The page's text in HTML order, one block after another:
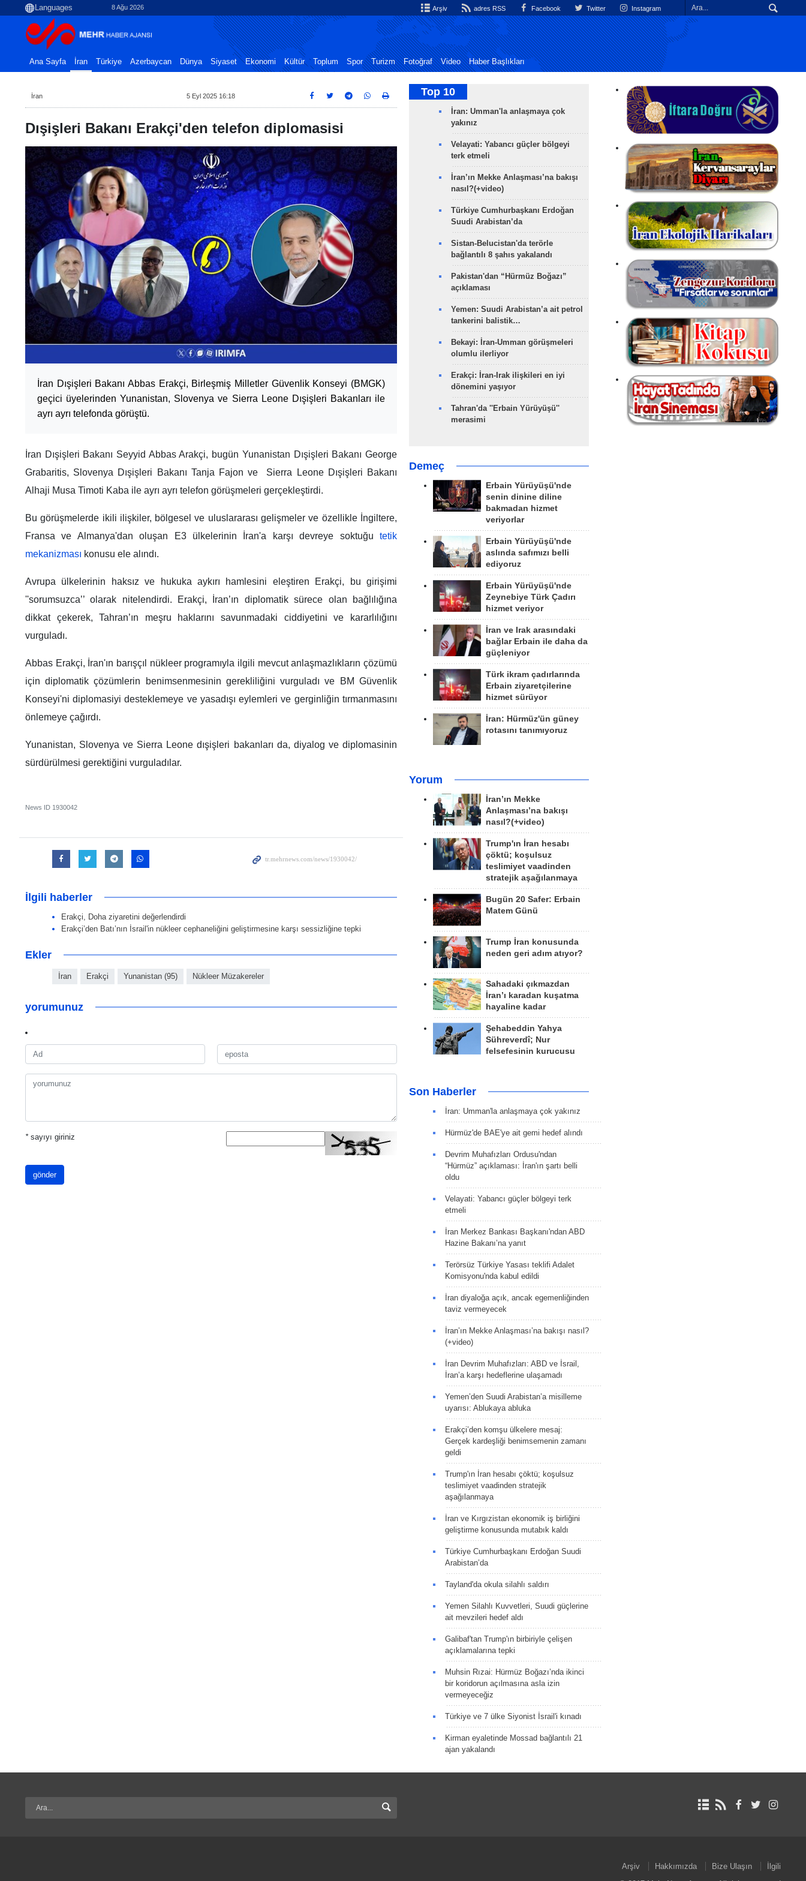
8 Ağu 2026 Arşiv adres RSS Facebook Twitter Instagram
Ana Sayfa İran Türkiye Azerbaycan Dünya Siyaset Ekonomi Kültür Toplum Spor Turizm Fotoğraf Video Haber Başlıkları
İran 5 Eyl 2025 16:18
Dışişleri Bakanı Erakçi'den telefon diplomasisi
İran Dışişleri Bakanı Abbas Erakçi, Birleşmiş Milletler Güvenlik Konseyi (BMGK)
geçici üyelerinden Yunanistan, Slovenya ve Sierra Leone Dışişleri Bakanları ile
ayrı ayrı telefonda görüştü.
İran Dışişleri Bakanı Seyyid Abbas Arakçi, bugün Yunanistan Dışişleri Bakanı George
Grabaritis, Slovenya Dışişleri Bakanı Tanja Fajon ve Sierra Leone Dışişleri Bakanı
Alhaji Musa Timoti Kaba ile ayrı ayrı telefon görüşmeleri gerçekleştirdi.
Bu görüşmelerde ikili ilişkiler, bölgesel ve uluslararası gelişmeler ve özellikle İngiltere,
Fransa ve Almanya'dan oluşan E3 ülkelerinin İran'a karşı devreye soktuğu tetik
mekanizması konusu ele alındı.
Avrupa ülkelerinin haksız ve hukuka aykırı hamlesini eleştiren Erakçi, bu girişimi
''sorumsuzca’’ olarak nitelendirdi. Erakçi, İran’ın diplomatik sürece olan bağlılığına
dikkat çekerek, Tahran’ın meşru haklarını savunmadaki ciddiyetini ve kararlılığını
vurguladı.
Abbas Erakçi, İran'ın barışçıl nükleer programıyla ilgili mevcut anlaşmazlıkların çözümü
için diplomatik çözümlerin benimsenmesinin gerekliliğini vurguladı ve BM Güvenlik
Konseyi'ni diplomasiyi desteklemeye ve yasadışı eylemleri ve gerginliğin tırmanmasını
önlemeye çağırdı.
Yunanistan, Slovenya ve Sierra Leone dışişleri bakanları da, diyalog ve diplomasinin
sürdürülmesi gerektiğini vurguladılar.
News ID 1930042
İlgili haberler
Erakçi, Doha ziyaretini değerlendirdi
Erakçi’den Batı’nın İsrail'in nükleer cephaneliğini geliştirmesine karşı sessizliğine tepki
Ekler
İran Erakçi Yunanistan (95) Nükleer Müzakereler
yorumunuz
*sayıyı giriniz
gönder
Top 10
İran: Umman'la anlaşmaya çok
yakınız
Velayati: Yabancı güçler bölgeyi
terk etmeli
İran’ın Mekke Anlaşması’na bakışı
nasıl?(+video)
Türkiye Cumhurbaşkanı Erdoğan
Suudi Arabistan’da
Sistan-Belucistan'da terörle
bağlantılı 8 şahıs yakalandı
Pakistan'dan “Hürmüz Boğazı”
açıklaması
Yemen: Suudi Arabistan’a ait petrol
tankerini balistik…
Bekayi: İran-Umman görüşmeleri
olumlu ilerliyor
Erakçi: İran-Irak ilişkileri en iyi
dönemini yaşıyor
Tahran'da ''Erbain Yürüyüşü''
merasimi
Demeç
Erbain Yürüyüşü'nde
senin dinine diline
bakmadan hizmet
veriyorlar
Erbain Yürüyüşü'nde
aslında safımızı belli
ediyoruz
Erbain Yürüyüşü'nde
Zeynebiye Türk Çadırı
hizmet veriyor
İran ve Irak arasındaki
bağlar Erbain ile daha da
güçleniyor
Türk ikram çadırlarında
Erbain ziyaretçilerine
hizmet sürüyor
İran: Hürmüz'ün güney
rotasını tanımıyoruz
Yorum
İran’ın Mekke
Anlaşması’na bakışı
nasıl?(+video)
Trump'ın İran hesabı
çöktü; koşulsuz
teslimiyet vaadinden
stratejik aşağılanmaya
Bugün 20 Safer: Erbain
Matem Günü
Trump İran konusunda
neden geri adım atıyor?
Sahadaki çıkmazdan
İran’ı karadan kuşatma
hayaline kadar
Şehabeddin Yahya
Sühreverdî; Nur
felsefesinin kurucusu
Son Haberler
İran: Umman'la anlaşmaya çok yakınız
Hürmüz'de BAE'ye ait gemi hedef alındı
Devrim Muhafızları Ordusu'ndan
“Hürmüz” açıklaması: İran'ın şartı belli
oldu
Velayati: Yabancı güçler bölgeyi terk
etmeli
İran Merkez Bankası Başkanı'ndan ABD
Hazine Bakanı’na yanıt
Terörsüz Türkiye Yasası teklifi Adalet
Komisyonu'nda kabul edildi
İran diyaloğa açık, ancak egemenliğinden
taviz vermeyecek
İran’ın Mekke Anlaşması’na bakışı nasıl?
(+video)
İran Devrim Muhafızları: ABD ve İsrail,
İran’a karşı hedeflerine ulaşamadı
Yemen’den Suudi Arabistan’a misilleme
uyarısı: Ablukaya abluka
Erakçi’den komşu ülkelere mesaj:
Gerçek kardeşliği benimsemenin zamanı
geldi
Trump'ın İran hesabı çöktü; koşulsuz
teslimiyet vaadinden stratejik
aşağılanmaya
İran ve Kırgızistan ekonomik iş birliğini
geliştirme konusunda mutabık kaldı
Türkiye Cumhurbaşkanı Erdoğan Suudi
Arabistan’da
Tayland'da okula silahlı saldırı
Yemen Silahlı Kuvvetleri, Suudi güçlerine
ait mevzileri hedef aldı
Galibaf'tan Trump'ın birbiriyle çelişen
açıklamalarına tepki
Muhsin Rızai: Hürmüz Boğazı’nda ikinci
bir koridorun açılmasına asla izin
vermeyeceğiz
Türkiye ve 7 ülke Siyonist İsrail'i kınadı
Kirman eyaletinde Mossad bağlantılı 21
ajan yakalandı
Arşiv Hakkımızda Bize Ulaşın
İlgili